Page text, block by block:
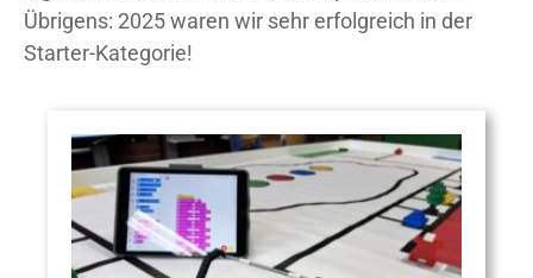
Übrigens: 2025 waren wir sehr erfolgreich in der
Starter-Kategorie!